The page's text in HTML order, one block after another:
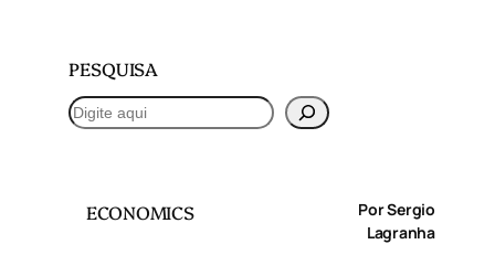
PESQUISA
P
e
ECONOMICS
Por Sergio
Lagranha